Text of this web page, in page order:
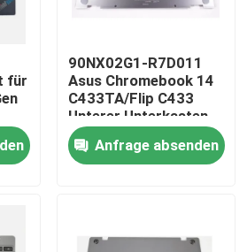
Ersatz
Ersatz
für
90NX02G1-R7D011
Asus Chromebook 14
C433TA/Flip C433
Unterer Unterkasten
Silber
Anfrage absenden